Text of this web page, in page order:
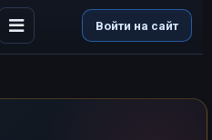
Войти на сайт